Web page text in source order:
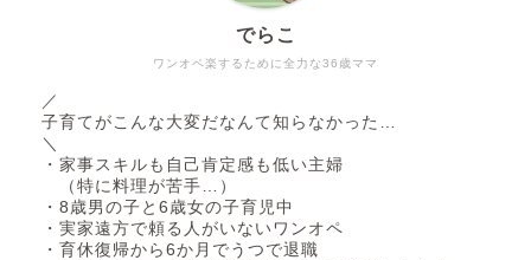
ワンオペ楽するために全力な36歳ママ
でらこ
／
子育てがこんな大変だなんて知らなかった…
＼
・家事スキルも自己肯定感も低い主婦
（特に料理が苦手…）
・8歳男の子と6歳女の子育児中
・実家遠方で頼る人がいないワンオペ
・育休復帰から6か月でうつで退職